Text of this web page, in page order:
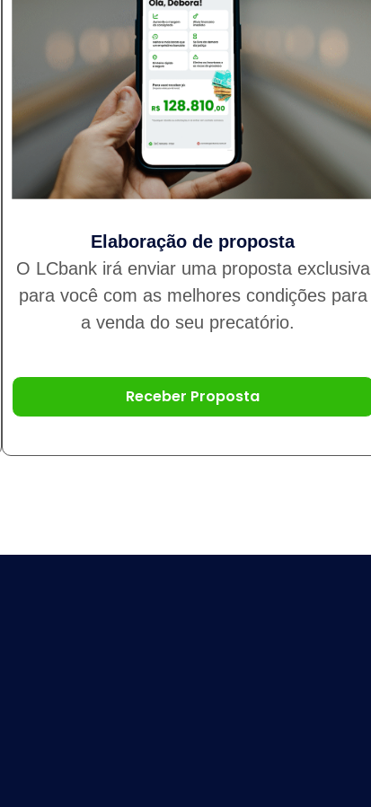
Elaboração de proposta
O LCbank irá enviar uma proposta exclusiva
para você com as melhores condições para
a venda do seu precatório.
Receber Proposta